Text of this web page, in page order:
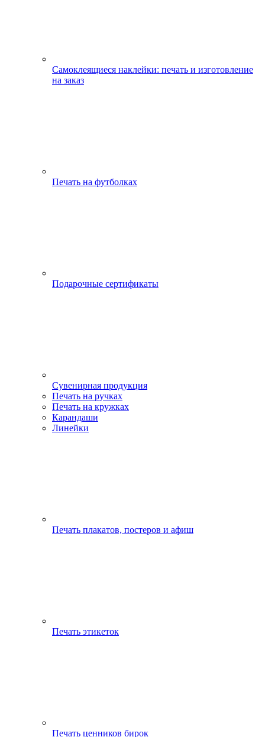
Самоклеящиеся наклейки: печать и изготовление
на заказ
Печать на футболках
Подарочные сертификаты
Сувенирная продукция
Печать на ручках
Печать на кружках
Карандаши
Линейки
Печать плакатов, постеров и афиш
Печать этикеток
Печать ценников бирок